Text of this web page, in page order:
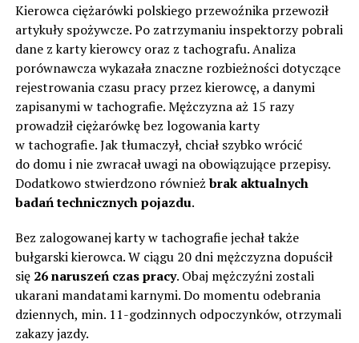
Kierowca ciężarówki polskiego przewoźnika przewoził
artykuły spożywcze. Po zatrzymaniu inspektorzy pobrali
dane z karty kierowcy oraz z tachografu. Analiza
porównawcza wykazała znaczne rozbieżności dotyczące
rejestrowania czasu pracy przez kierowcę, a danymi
zapisanymi w tachografie. Mężczyzna aż 15 razy
prowadził ciężarówkę bez logowania karty
w tachografie. Jak tłumaczył, chciał szybko wrócić
do domu i nie zwracał uwagi na obowiązujące przepisy.
Dodatkowo stwierdzono równieżbrak aktualnych
badań technicznych pojazdu.
Bez zalogowanej karty w tachografie jechał także
bułgarski kierowca. W ciągu 20 dni mężczyzna dopuścił
się 26 naruszeń czas pracy. Obaj mężczyźni zostali
ukarani mandatami karnymi. Do momentu odebrania
dziennych, min. 11-godzinnych odpoczynków, otrzymali
zakazy jazdy.